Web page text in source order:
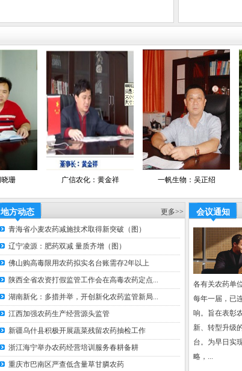
张 华 中国
黄卫卫 中国
国家石油
承办支持
正在洽谈...
媒体支持
农资导
世
中国经
新京报
经理日
经新闻
合作网络
网易新闻网、
中国化工节能
、
中国化肥百强
息网
临沂农资网、
网、
数字网、卡维
广信农化：黄金祥 一帆生物：吴正绍
地方动态 更多>>
青海省小麦农药减施技术取得新突破（图）
辽宁凌源：肥药双减 量质齐增（图）
佛山购高毒限用农药拟实名台账需存2年以上
陕西全省农资打假监管工作会在高毒农药定点...
湖南新化：多措并举，开创新化农药监管新局...
江西加强农药生产经营源头监管
新疆乌什县积极开展蔬菜残留农药抽检工作
浙江海宁举办农药经营培训服务春耕备耕
重庆市巴南区严查低含量草甘膦农药
会议通知
各有关农药单
每年一届，已
响。旨在表彰
新、转型升级
台。为早日实
略，...